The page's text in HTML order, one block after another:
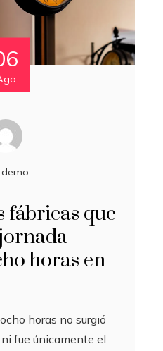
demo
fábricas que
horas en
horas no surgió
fue únicamente el